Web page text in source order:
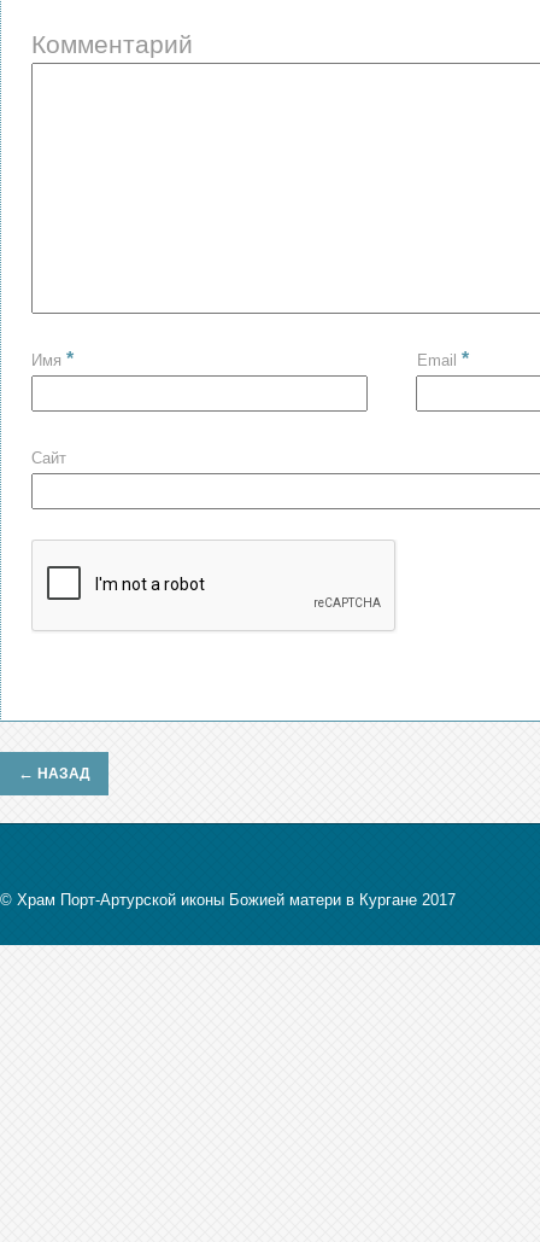
Комментарий
Имя * Email *
Сайт
← НАЗАД
© Храм Порт-Артурской иконы Божией матери в Кургане 2017